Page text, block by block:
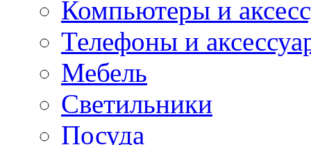
Компьютеры и
Телефоны и
Мебель
Светильники
Посуда